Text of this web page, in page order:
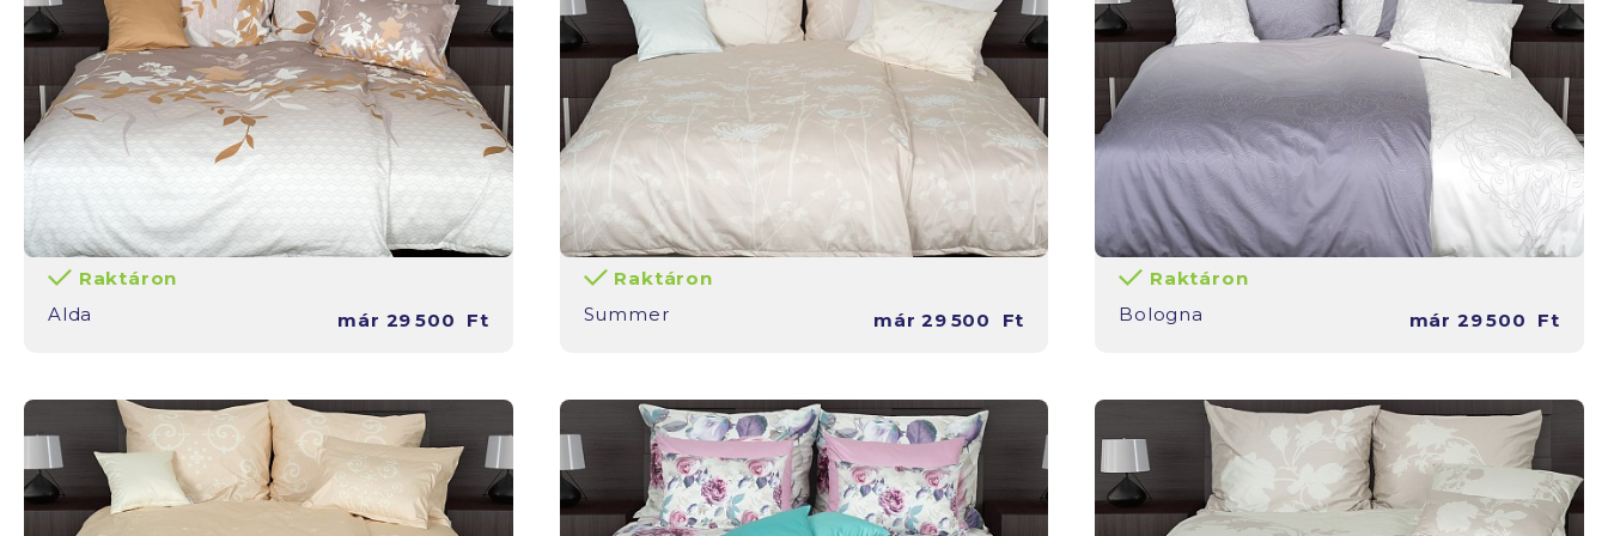
Raktáron
Alda
már 29 500 Ft
Raktáron
Summer
már29 500 Ft
Raktáron
Bologna
már 29 500 Ft